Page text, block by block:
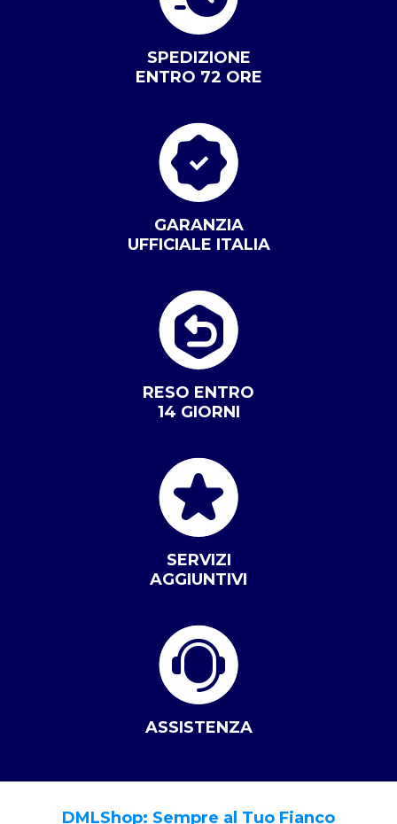
SPEDIZIONE
ENTRO 72 ORE
GARANZIA
UFFICIALE ITALIA
RESO ENTRO
14 GIORNI
SERVIZI
AGGIUNTIVI
ASSISTENZA
DMLShop: Sempre al Tuo Fianco